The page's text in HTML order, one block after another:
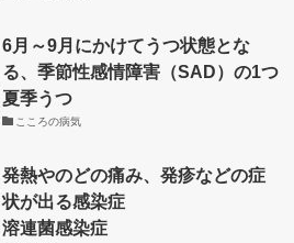
6月～9月にかけてうつ状態とな
る、季節性感情障害（SAD）の1つ
夏季うつ
こころの病気
発熱やのどの痛み、発疹などの症
状が出る感染症
溶連菌感染症